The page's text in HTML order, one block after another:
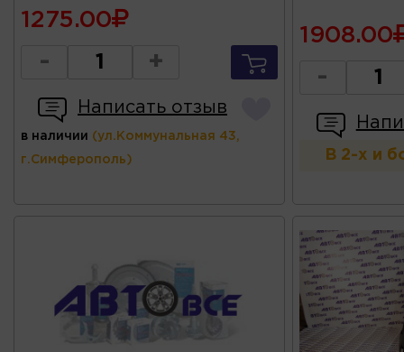
1275.00
- +
Написать отзыв
в наличии (ул.Коммунальная 43,
г.Симферополь)
1908.00
-
В 2-х и